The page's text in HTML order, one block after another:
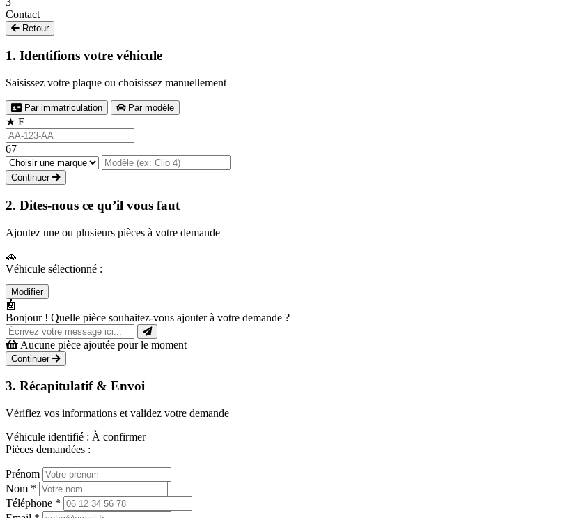
Contact
Retour
1. Identifions votre véhicule
Saisissez votre plaque ou choisissez manuellement
Par immatriculation Par modèle
★ F
67
Continuer
2. Dites-nous ce qu’il vous faut
Ajoutez une ou plusieurs pièces à votre demande
🚗
Véhicule sélectionné :
Modifier
🤖
Bonjour ! Quelle pièce souhaitez-vous ajouter à votre demande ?
Aucune pièce ajoutée pour le moment
Continuer
3. Récapitulatif & Envoi
Vérifiez vos informations et validez votre demande
Véhicule identifié : À confirmer
Pièces demandées :
Prénom
Nom *
Téléphone *